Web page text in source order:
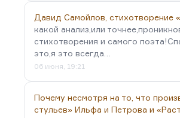
Давид Самойлов, стихотворение
какой анализ,или
стихотворения и самого
это,я это всегда…
06 июня, 19:21
Почему несмотря на то, что
стульев» Ильфа и Петрова и